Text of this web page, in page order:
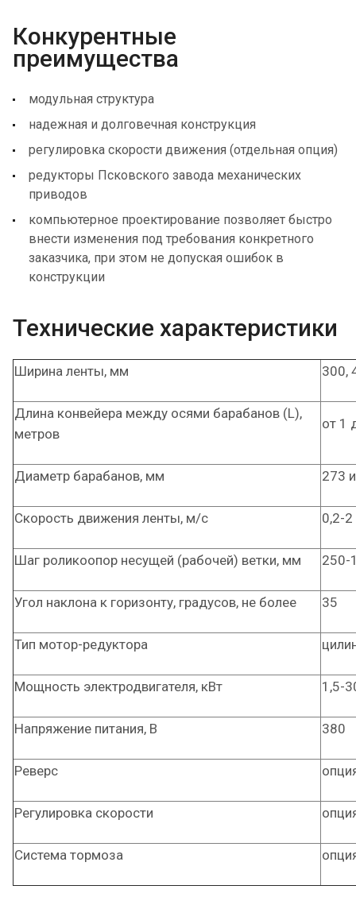
Конкурентные
преимущества
модульная структура
надежная и долговечная конструкция
регулировка скорости движения (отдельная опция)
редукторы Псковского завода механических
приводов
компьютерное проектирование позволяет быстро
внести изменения под требования конкретного
заказчика, при этом не допуская ошибок в
конструкции
Технические характеристики
Ширина ленты, мм 300,
Длина конвейера между осями барабанов (L),
метров
от 1
Диаметр барабанов, мм 273
Скорость движения ленты, м/с 0,2-2
Шаг роликоопор несущей (рабочей) ветки, мм 250-
Угол наклона к горизонту, градусов, не более 35
Тип мотор-редуктора
Мощность электродвигателя, кВт 1,5-
Напряжение питания, В 380
Реверс
Регулировка скорости
Система тормоза